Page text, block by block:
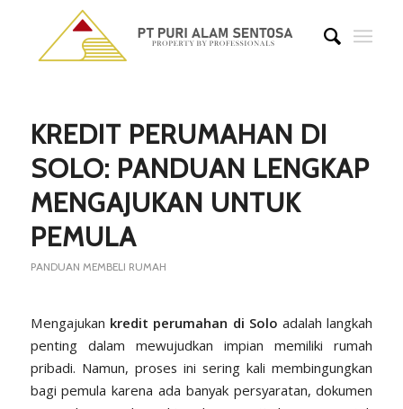
KREDIT PERUMAHAN DI
SOLO: PANDUAN LENGKAP
MENGAJUKAN UNTUK
PEMULA
PANDUAN MEMBELI RUMAH
Mengajukan kredit perumahan di Solo adalah langkah
penting dalam mewujudkan impian memiliki rumah
pribadi. Namun, proses ini sering kali membingungkan
bagi pemula karena ada banyak persyaratan, dokumen